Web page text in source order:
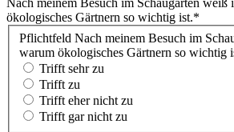
Nach meinem Besuch im Schaugarten weiß
ökologisches Gärtnern so wichtig ist.*
Pflichtfeld Nach meinem Besuch im
warum ökologisches Gärtnern so wichtig
Trifft sehr zu
Trifft zu
Trifft eher nicht zu
Trifft gar nicht zu